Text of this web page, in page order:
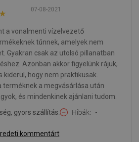
07-08-2021
a vonalmenti vízelvezető
tűnnek, amelyek nem
Gyakran csak az utolsó pillanatban
Azonban akkor figyelünk rájuk,
kiderül, hogy nem praktikusak.
terméknek a megvásárlása után
és mindenkinek ajánlani tudom.
gyors szállítás. Hibák -
kommentárt